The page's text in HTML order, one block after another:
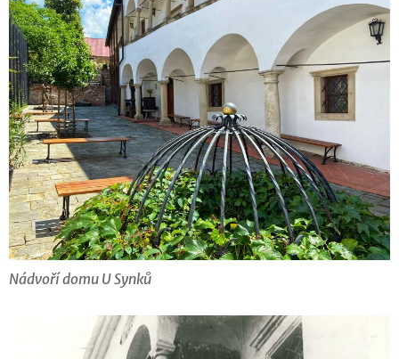
Nádvoří domu U Synků